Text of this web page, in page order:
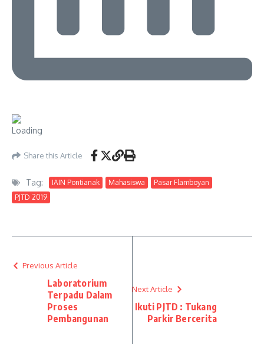
Share this Article
Tag: IAIN Pontianak Mahasiswa
Pasar Flamboyan
PJTD 2019
Previous Article
Laboratorium
Terpadu Dalam
Proses
Pembangunan
Next Article
Ikuti PJTD : Tukang
Parkir Bercerita